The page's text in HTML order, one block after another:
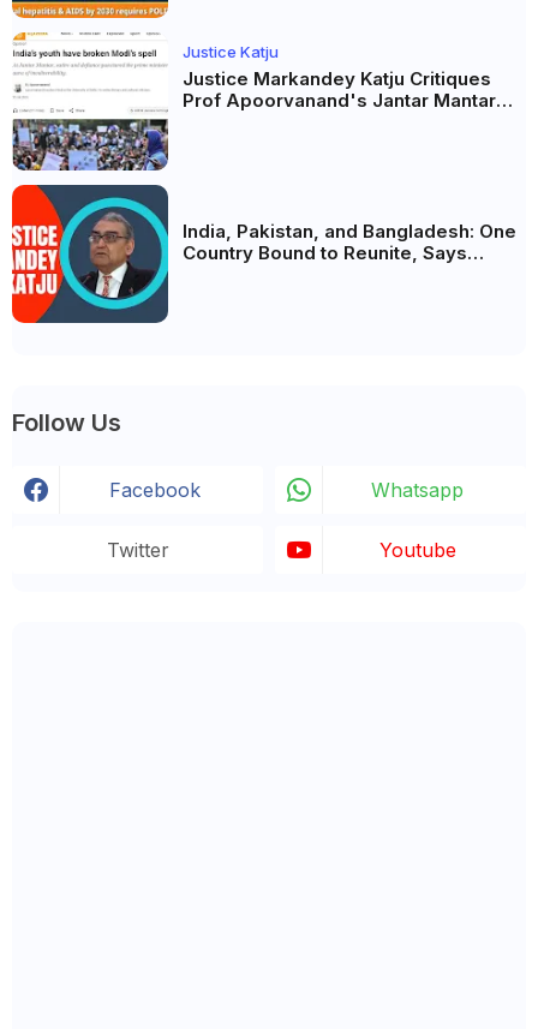
Justice Katju
Justice Markandey Katju Critiques
Prof Apoorvanand's Jantar Mantar
India, Pakistan, and Bangladesh: One
Country Bound to Reunite, Says
Follow Us
Facebook Whatsapp
Twitter Youtube